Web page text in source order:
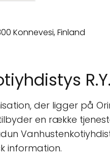
der ligger på
en række
information.